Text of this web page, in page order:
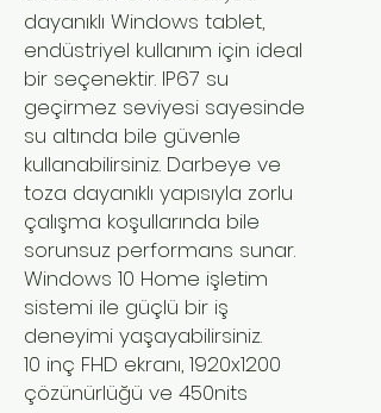
dayanıklı Windows tablet,
endüstriyel kullanım için ideal
bir seçenektir. IP67 su
geçirmez seviyesi sayesinde
su altında bile güvenle
kullanabilirsiniz. Darbeye ve
toza dayanıklı yapısıyla zorlu
çalışma koşullarında bile
sorunsuz performans sunar.
Windows 10 Home işletim
sistemi ile güçlü bir iş
deneyimi yaşayabilirsiniz.
10 inç FHD ekranı, 1920x1200
çözünürlüğü ve 450nits